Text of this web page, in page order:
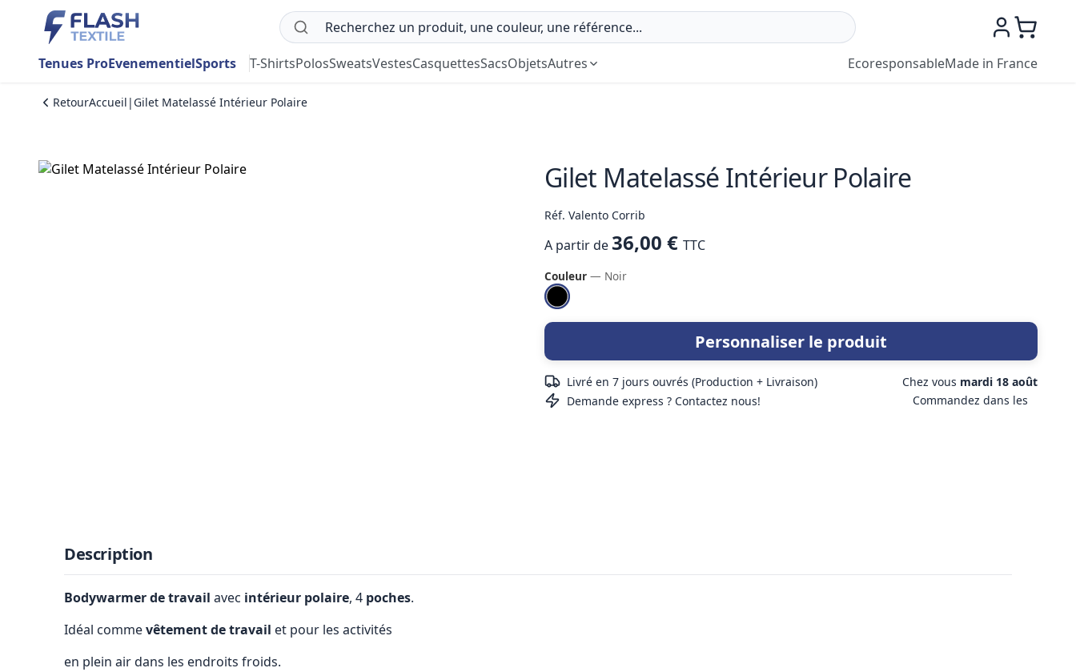
Tenues ProEvenementielSports T-ShirtsPolosSweatsVestesCasquettesSacsObjetsAutres EcoresponsableMade in France
RetourAccueil | Gilet Matelassé Intérieur Polaire
Gilet Matelassé Intérieur Polaire
Réf. Valento Corrib
A partir de 36,00 € TTC
Couleur — Noir
Personnaliser le produit
Livré en 7 jours ouvrés (Production + Livraison)
Demande express ? Contactez nous!
Chez vous mardi 18 août
Commandez dans les
Description
Bodywarmer de travail avec intérieur polaire, 4 poches.
Idéal commevêtement de travail et pour les activités
en plein air dans les endroits froids.